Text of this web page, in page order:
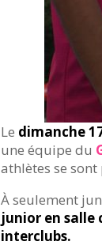
Le dimanche
une équipe du
athlètes se
À seulement
junior en salle
interclubs.